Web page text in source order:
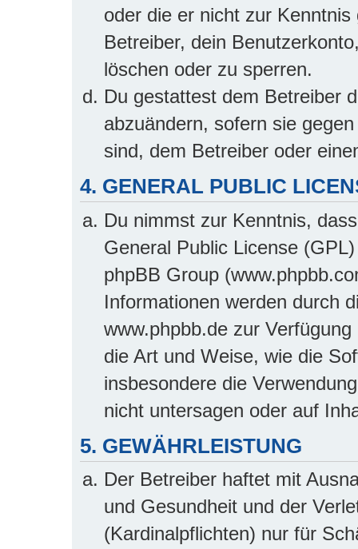
oder die er nicht zur
Betreiber, dein
löschen oder zu sperren.
Du gestattest dem Betreiber
abzuändern, sofern sie
sind, dem Betreiber oder
4. GENERAL PUBLIC
Du nimmst zur Kenntnis,
General Public License
phpBB Group
Informationen werden durch
www.phpbb.de zur
die Art und Weise, wie die
insbesondere die
nicht untersagen oder auf
5. GEWÄHRLEISTUNG
Der Betreiber haftet mit
und Gesundheit und der
(Kardinalpflichten) nur für